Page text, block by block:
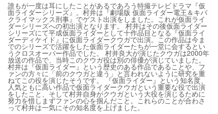
誰もが一度は耳にしたことがあるであろう特撮テレビドラマ『仮
面ライダーシリーズ』。村井は『劇場版 仮面ライダー電王＆キバ
クライマックス刑事』でゲスト出演をしました。これが仮面ライ
ダーシリーズへの初出演となります。 村井はその後仮面ライダー
シリーズにて平成仮面ライダーとして十作品目となる『仮面ライ
ダーディケイド』に仮面ライダークウガで出演。この作品は今ま
でのシリーズで活躍をした仮面ライダーたちが一堂に会するとい
うクロスオーバー作品でした。 村井良大が演じたクウガは2000年
放送の作品で、当時このクウガ役は別の俳優が演じていました。
村井は『仮面ライダー』という歴史のある作品であることや、フ
ァンの方々に「前のクウガと違う」と言われないように研究を重
ねてこの役を演じたそうです。 『仮面ライダー』という知名度、
人気ともに高い作品で仮面ライダークウガという重要な役で出演
をしたこと、そして村井自身がクウガという大役を演じるために
努力を惜しまずファンの心を掴んだこと。これらのことが合わさ
って村井は一気にその知名度を上げました。